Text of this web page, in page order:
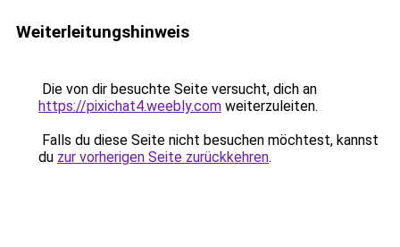
Weiterleitungshinweis
Die von dir besuchte Seite versucht, dich an
https://pixichat4.weebly.com weiterzuleiten.
Falls du diese Seite nicht besuchen möchtest, kannst
du zur vorherigen Seite zurückkehren.